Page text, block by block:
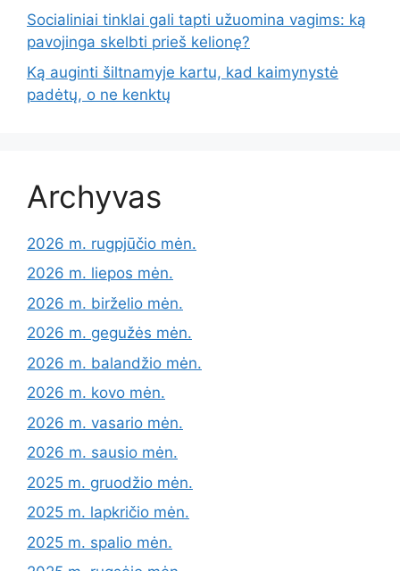
Socialiniai tinklai gali tapti užuomina vagims: ką
pavojinga skelbti prieš kelionę?
Ką auginti šiltnamyje kartu, kad kaimynystė
padėtų, o ne kenktų
Archyvas
2026 m. rugpjūčio mėn.
2026 m. liepos mėn.
2026 m. birželio mėn.
2026 m. gegužės mėn.
2026 m. balandžio mėn.
2026 m. kovo mėn.
2026 m. vasario mėn.
2026 m. sausio mėn.
2025 m. gruodžio mėn.
2025 m. lapkričio mėn.
2025 m. spalio mėn.